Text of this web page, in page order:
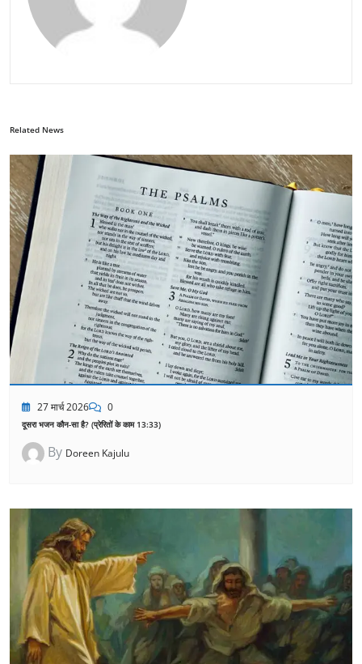
Related News
27 मार्च 2026 0
दूसरा भजन कौन-सा है? (प्रेरितों के काम 13:33)
By Doreen Kajulu